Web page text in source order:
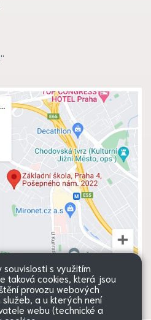
souvislosti s využitím
taková cookies, která jsou
provozu webových
a u kterých není
webu (technické a